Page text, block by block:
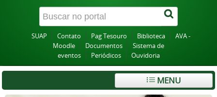
Canais
SUAP Contato Pag Tesouro Biblioteca
AVA -
Moodle
Documentos
Sistema de
eventos
Periódicos Ouvidoria
MENU